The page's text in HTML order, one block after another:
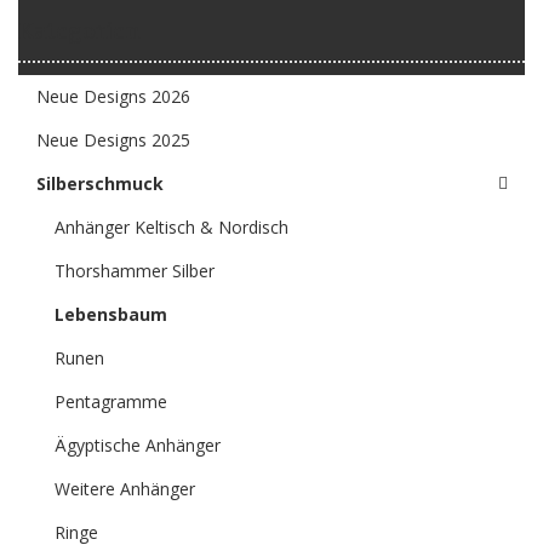
Neue Designs 2026
Neue Designs 2025
Silberschmuck
Anhänger Keltisch & Nordisch
Thorshammer Silber
Lebensbaum
Runen
Pentagramme
Ägyptische Anhänger
Weitere Anhänger
Ringe